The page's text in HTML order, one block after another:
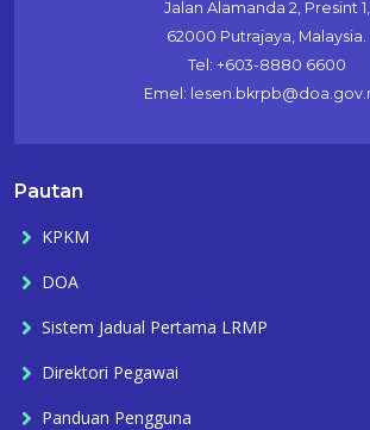
Jalan Alamanda 2, Presint 1,
62000 Putrajaya, Malaysia.
Tel: +603-8880 6600
Emel:
Pautan
KPKM
DOA
Sistem Jadual Pertama LRMP
Direktori Pegawai
Panduan Pengguna